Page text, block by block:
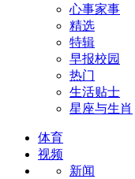
心事家事
精选
特辑
早报校园
热门
生活贴士
星座与生肖
体育
视频
新闻